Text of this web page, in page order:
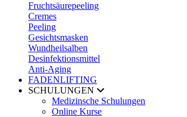
Fruchtsäurepeeling
Cremes
Peeling
Gesichtsmasken
Wundheilsalben
Desinfektionsmittel
Anti-Aging
FADENLIFTING
SCHULUNGEN
Medizinsche Schulungen
Online Kurse